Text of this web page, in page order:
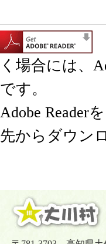
く場合には、
です。
Adobe Reader
先からダウン